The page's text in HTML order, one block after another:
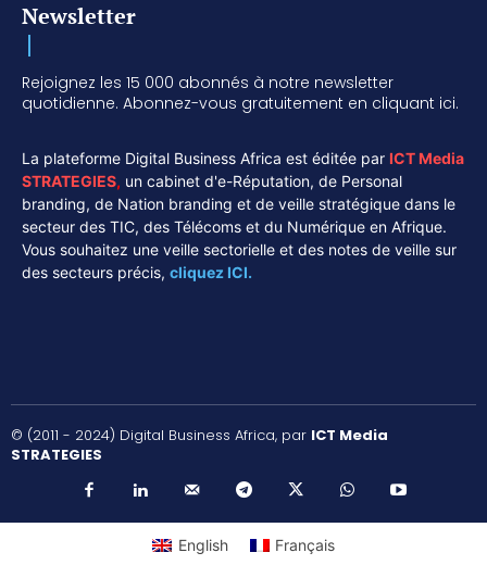
Newsletter
Rejoignez les 15 000 abonnés à notre newsletter
quotidienne. Abonnez-vous gratuitement en cliquant ici.
La plateforme Digital Business Africa est éditée par ICT Media
STRATEGIES, un cabinet d'e-Réputation, de Personal
branding, de Nation branding et de veille stratégique dans le
secteur des TIC, des Télécoms et du Numérique en Afrique.
Vous souhaitez une veille sectorielle et des notes de veille sur
des secteurs précis, cliquez ICI.
© (2011 - 2024) Digital Business Africa, par ICT Media
STRATEGIES
English Français